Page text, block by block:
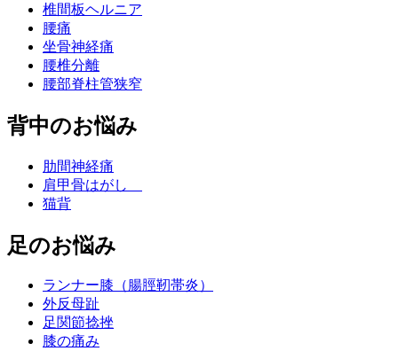
椎間板ヘルニア
腰痛
坐骨神経痛
腰椎分離
腰部脊柱管狭窄
背中のお悩み
肋間神経痛
肩甲骨はがし
猫背
足のお悩み
ランナー膝（腸脛靭帯炎）
外反母趾
足関節捻挫
膝の痛み